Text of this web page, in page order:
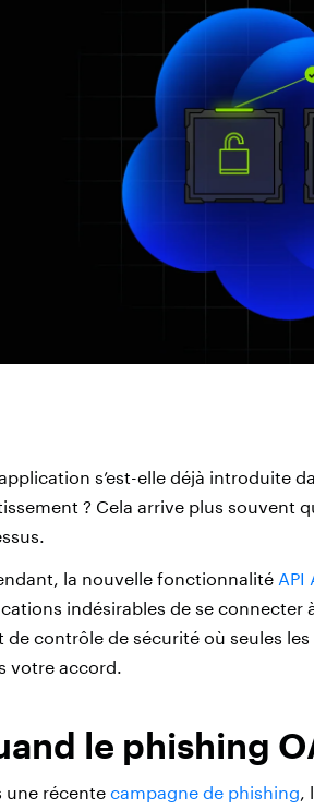
s’est-elle déjà introduite
? Cela arrive plus souvent
la nouvelle fonctionnalité API
indésirables de se
de contrôle de sécurité où seules
votre accord.
le phishing
une récente campagne de phishing,